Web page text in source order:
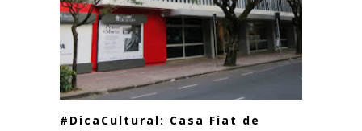
#DicaCultural: Casa Fiat de